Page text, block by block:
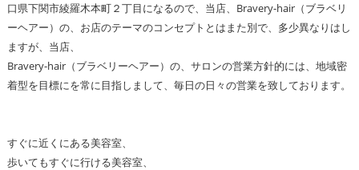
口県下関市綾羅木本町２丁目になるので、当店、Bravery-hair（ブラベリ
ーヘアー）の、お店のテーマのコンセプトとはまた別で、多少異なりはし
ますが、当店、
Bravery-hair（ブラベリーヘアー）の、サロンの営業方針的には、地域密
着型を目標にを常に目指しまして、毎日の日々の営業を致しております。
すぐに近くにある美容室、
歩いてもすぐに行ける美容室、